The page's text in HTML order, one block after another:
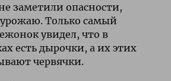
заметили опасности,
урожаю. Только самый
увидел, что в
есть дырочки, а их этих
червячки.